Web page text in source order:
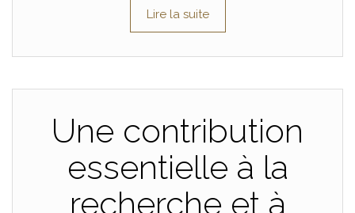
Lire la suite
Une contribution
essentielle à la
recherche et à